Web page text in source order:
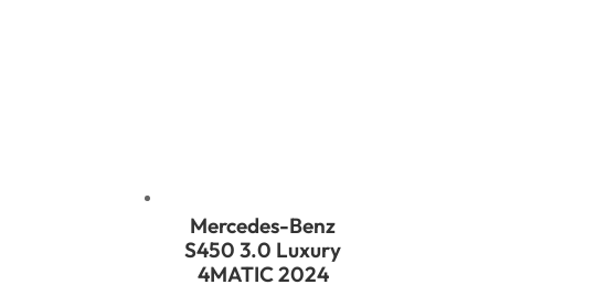
Mercedes-Benz
S450 3.0 Luxury
4MATIC 2024